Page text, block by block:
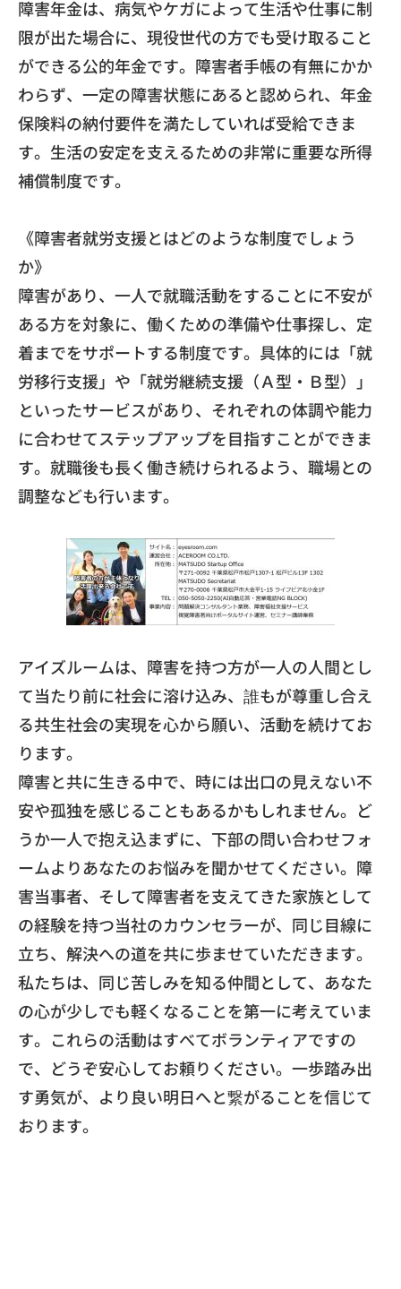
障害年金は、病気やケガによって生活や仕事に制
限が出た場合に、 現役世代の方でも受け取ること
ができる公的年金です。 障害者手帳の有無にかか
わらず、 一定の障害状態にあると認められ、 年金
保険料の納付要件を満たしていれば受給できま
す。 生活の安定を支えるための非常に重要な所得
補償制度です。
《障害者就労支援とはどのような制度でしょう
か》
障害があり、一人で就職活動をすることに不安が
ある方を対象に、 働くための準備や仕事探し、定
着までをサポートする制度です。 具体的には「就
労移行支援」や「就労継続支援（Ａ型・Ｂ型）」
といったサービスがあり、 それぞれの体調や能力
に合わせてステップアップを目指すことができま
す。就職後も長く働き続けられるよう、 職場との
調整なども行います。
アイズルームは、 障害を持つ方が一人の人間とし
て当たり前に社会に溶け込み、 誰もが尊重し合え
る共生社会の実現を心から願い、 活動を続けてお
ります。
​障害と共に生きる中で、 時には出口の見えない不
安や孤独を感じることもあるかもしれません。ど
うか一人で抱え込まずに、 下部の問い合わせフォ
ームよりあなたのお悩みを聞かせてください。障
害当事者、 そして障害者を支えてきた家族として
の経験を持つ当社のカウンセラーが、同じ目線に
立ち、 解決への道を共に歩ませていただきます。
​私たちは、同じ苦しみを知る仲間として、 あなた
の心が少しでも軽くなることを第一に考えていま
す。 これらの活動はすべてボランティアですの
で、 どうぞ安心してお頼りください。一歩踏み出
す勇気が、 より良い明日へと繋がることを信じて
おります。